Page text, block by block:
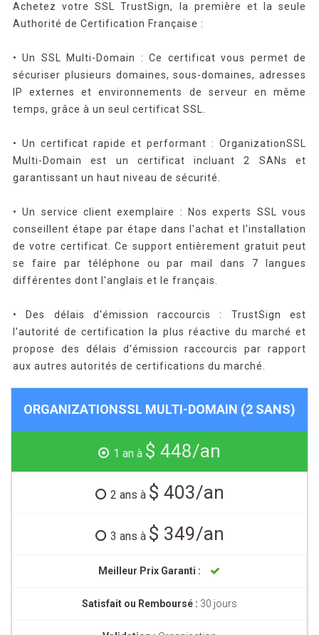
Achetez votre SSL TrustSign, la première et la seule
Authorité de Certification Française :
• Un SSL Multi-Domain : Ce certificat vous permet de
sécuriser plusieurs domaines, sous-domaines, adresses
IP externes et environnements de serveur en même
temps, grâce à un seul certificat SSL.
• Un certificat rapide et performant : OrganizationSSL
Multi-Domain est un certificat incluant 2 SANs et
garantissant un haut niveau de sécurité.
• Un service client exemplaire : Nos experts SSL vous
conseillent étape par étape dans l'achat et l'installation
de votre certificat. Ce support entièrement gratuit peut
se faire par téléphone ou par mail dans 7 langues
différentes dont l'anglais et le français.
• Des délais d'émission raccourcis : TrustSign est
l'autorité de certification la plus réactive du marché et
propose des délais d'émission raccourcis par rapport
aux autres autorités de certifications du marché.
ORGANIZATIONSSL MULTI-DOMAIN (2 SANS)
1 an à $ 448/an
2 ans à $ 403/an
3 ans à $ 349/an
Meilleur Prix Garanti :
Satisfait ou Remboursé : 30 jours